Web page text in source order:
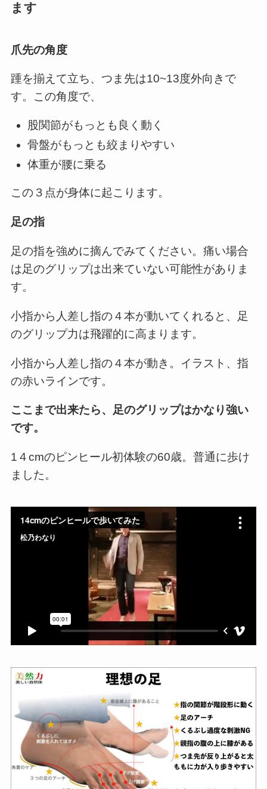
ます
爪先の角度
踵を揃えて立ち、つま先は10~13度外向きで
す。この角度で、
股関節がもっとも良く動く
骨盤がもっとも絞まりやすい
体重が腰に乗る
この３点が身体に起こります。
足の指
足の指を強めに摘んでみてください。痛い場合
は足のグリップは出来ていない可能性がありま
す。
小指から人差し指の４本が動いてくれると、足
のグリップ力は飛躍的に高まります。
小指から人差し指の４本が動き。イラスト、指
の赤いラインです。
ここまで出来たら、足のグリップはかなり強い
です。
1４cmのピンヒール初体験の60歳。普通に歩け
ました。